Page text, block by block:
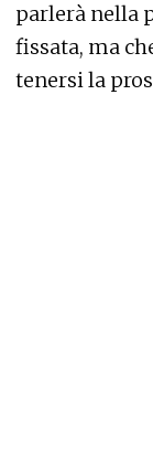
parlerà nella
fissata, ma
tenersi la